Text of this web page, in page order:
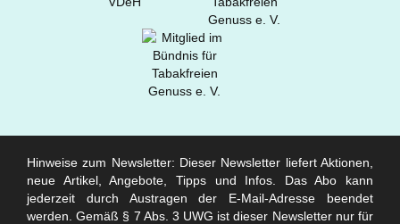
Hinweise zum Newsletter: Dieser Newsletter liefert Aktionen,
neue Artikel, Angebote, Tipps und Infos. Das Abo kann
jederzeit durch Austragen der E-Mail-Adresse beendet
werden. Gemäß § 7 Abs. 3 UWG ist dieser Newsletter nur für